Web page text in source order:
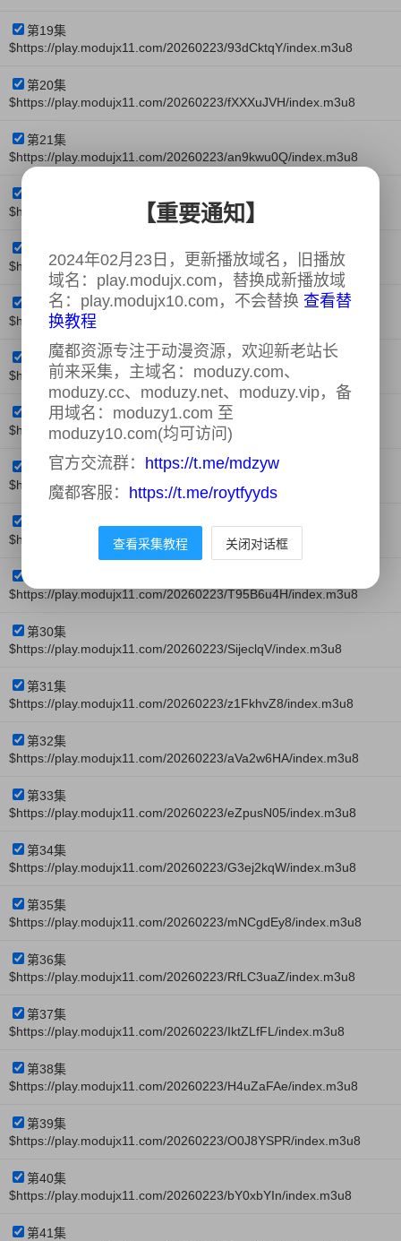
第19集
$https://play.modujx11.com/20260223/93dCktqY/index.m3u8
第20集
$https://play.modujx11.com/20260223/fXXXuJVH/index.m3u8
第21集
$https://play.modujx11.com/20260223/an9kwu0Q/index.m3u8
$https://play.modujx11.com/20260223/n4ws6Z2y/index.m3u8
$https://play.modujx11.com/20260223/sv3vHnc3/index.m3u8
第24集
$https://play.modujx11.com/20260223/QyaPZUZl/index.m3u8
第25集
$https://play.modujx11.com/20260223/oegxLtfi/index.m3u8
第26集
$https://play.modujx11.com/20260223/hFJdvPoX/index.m3u8
第27集
$https://play.modujx11.com/20260223/4H4Tew4v/index.m3u8
$https://play.modujx11.com/20260223/4MxokCph/index.m3u8
$https://play.modujx11.com/20260223/T95B6u4H/index.m3u8
第30集
$https://play.modujx11.com/20260223/SijeclqV/index.m3u8
第31集
$https://play.modujx11.com/20260223/z1FkhvZ8/index.m3u8
第32集
$https://play.modujx11.com/20260223/aVa2w6HA/index.m3u8
第33集
$https://play.modujx11.com/20260223/eZpusN05/index.m3u8
第34集
$https://play.modujx11.com/20260223/G3ej2kqW/index.m3u8
第35集
$https://play.modujx11.com/20260223/mNCgdEy8/index.m3u8
第36集
$https://play.modujx11.com/20260223/RfLC3uaZ/index.m3u8
第37集
$https://play.modujx11.com/20260223/IktZLfFL/index.m3u8
第38集
$https://play.modujx11.com/20260223/H4uZaFAe/index.m3u8
第39集
$https://play.modujx11.com/20260223/O0J8YSPR/index.m3u8
第40集
$https://play.modujx11.com/20260223/bY0xbYIn/index.m3u8
第41集
【重要通知】
2024年02月23日，更新播放域名，旧播放
域名：play.modujx.com，替换成新播放域
名：play.modujx10.com，不会替换 查看替
换教程
魔都资源专注于动漫资源，欢迎新老站长
前来采集，主域名：moduzy.com、
moduzy.cc、moduzy.net、moduzy.vip，备
用域名：moduzy1.com 至
moduzy10.com(均可访问)
官方交流群： https://t.me/mdzyw
魔都客服： https://t.me/roytfyyds
查看采集教程 关闭对话框